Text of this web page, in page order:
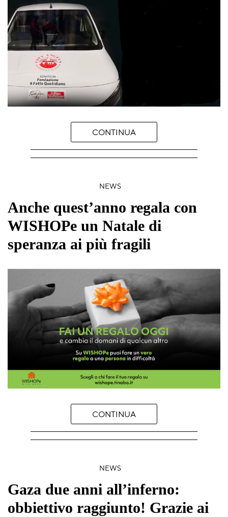
CONTINUA
CONTINUA
NEWS
Anche quest’anno regala con
WISHOPe un Natale di
speranza ai più fragili
NEWS
Gaza due anni all’inferno:
obbiettivo raggiunto! Grazie ai